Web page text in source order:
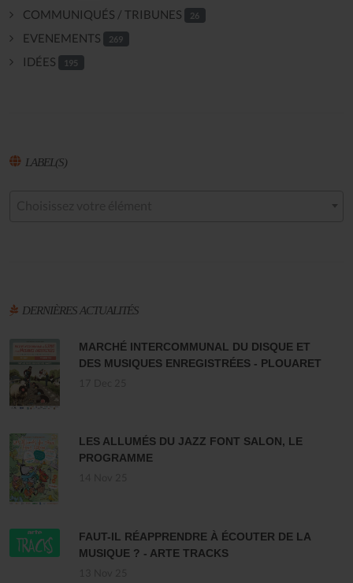
COMMUNIQUÉS / TRIBUNES 26
EVENEMENTS 269
IDÉES 195
LABEL(S)
DERNIÈRES ACTUALITÉS
MARCHÉ INTERCOMMUNAL DU DISQUE ET
DES MUSIQUES ENREGISTRÉES - PLOUARET
LES ALLUMÉS DU JAZZ FONT SALON, LE
PROGRAMME
FAUT-IL RÉAPPRENDRE À ÉCOUTER DE LA
MUSIQUE ? - ARTE TRACKS